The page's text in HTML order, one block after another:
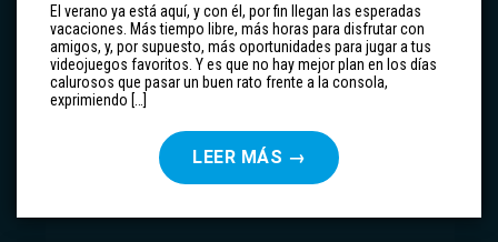
El verano ya está aquí, y con él, por fin llegan las esperadas
vacaciones. Más tiempo libre, más horas para disfrutar con
amigos, y, por supuesto, más oportunidades para jugar a tus
videojuegos favoritos. Y es que no hay mejor plan en los días
calurosos que pasar un buen rato frente a la consola,
exprimiendo […]
LEER MÁS →